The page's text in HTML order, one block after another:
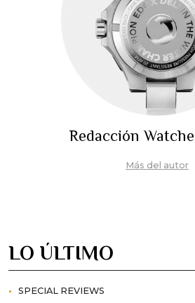
Redacción
Más del autor
LO ÚLTIMO
SPECIAL REVIEWS